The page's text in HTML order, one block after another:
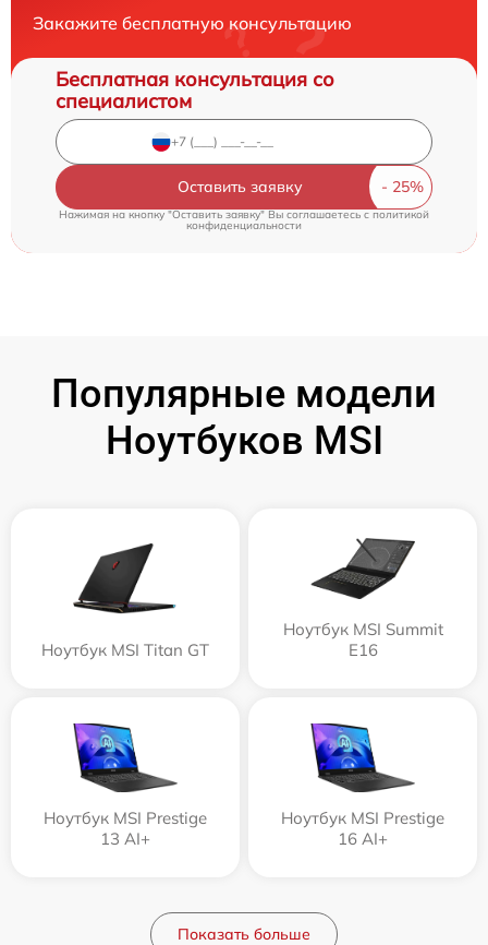
Закажите бесплатную консультацию
Бесплатная консультация со
специалистом
Оставить заявку
Нажимая на кнопку "Оставить заявку" Вы соглашаетесь cполитикой
конфиденциальности
Популярные модели
Ноутбуков MSI
Ноутбук MSI Titan GT
Ноутбук MSI Summit
E16
Ноутбук MSI Prestige
13 AI+
Ноутбук MSI Prestige
16 AI+
Показать больше